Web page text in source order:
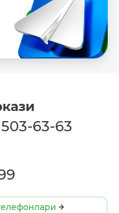
63-63